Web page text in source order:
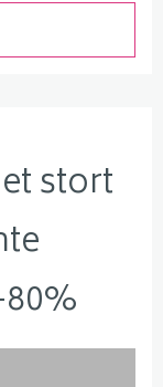
stort